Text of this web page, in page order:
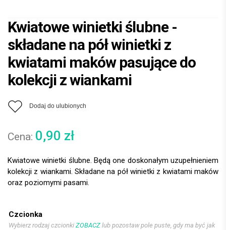
Kwiatowe winietki ślubne -
składane na pół winietki z
kwiatami maków pasujące do
kolekcji z wiankami
Dodaj do ulubionych
0,90 zł
Kwiatowe winietki ślubne. Będą one doskonałym uzupełnieniem
kolekcji z wiankami. Składane na pół winietki z kwiatami maków
oraz poziomymi pasami.
Czcionka
Wybierz rodzaj czcionki ZOBACZ lub pozostaw pole puste, gdy ma być jak